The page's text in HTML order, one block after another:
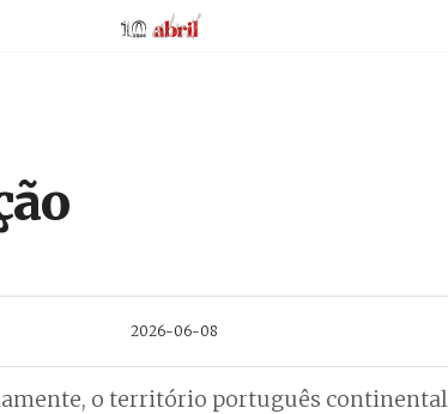
AbrilAbril
2026-06-08
o território português